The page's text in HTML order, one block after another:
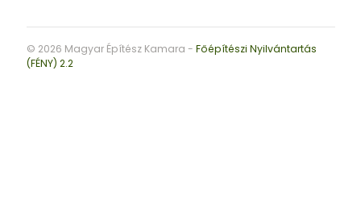
© 2026 Magyar Építész Kamara - Főépítészi Nyilvántartás
(FÉNY) 2.2